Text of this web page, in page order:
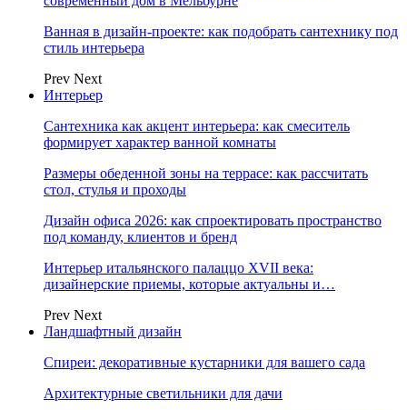
Ванная в дизайн-проекте: как подобрать сантехнику под
стиль интерьера
Prev Next
Интерьер
Сантехника как акцент интерьера: как смеситель
формирует характер ванной комнаты
Размеры обеденной зоны на террасе: как рассчитать
стол, стулья и проходы
Дизайн офиса 2026: как спроектировать пространство
под команду, клиентов и бренд
Интерьер итальянского палаццо XVII века:
дизайнерские приемы, которые актуальны и…
Prev Next
Ландшафтный дизайн
Спиреи: декоративные кустарники для вашего сада
Архитектурные светильники для дачи